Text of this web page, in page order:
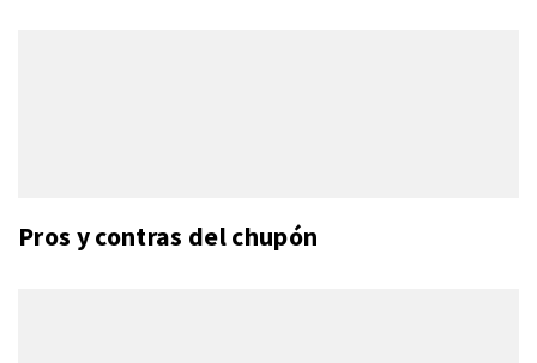
Pros y contras del chupón